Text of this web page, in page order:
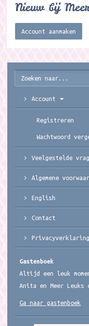
Nieuw bij
Account aanmaken
Account
Registreren
Wachtwoord
Veelgestelde
Algemene
English
Contact
Privacyverklaring
Gastenboek
Altijd een leuk
Anita en Meer Leuks
Ga naar gastenboek